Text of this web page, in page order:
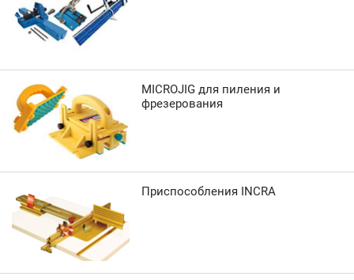
MICROJIG для пиления и
фрезерования
Приспособления INCRA